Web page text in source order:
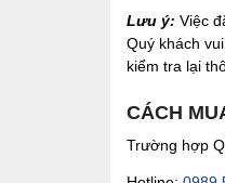
Lưu ý: Việc
Quý khách
kiểm tra lại
CÁCH
Trường hợp